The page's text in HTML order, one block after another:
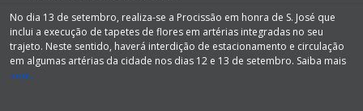
No dia 13 de setembro, realiza-se a Procissão em honra de S. José que
inclui a execução de tapetes de flores em artérias integradas no seu
trajeto. Neste sentido, haverá interdição de estacionamento e circulação
em algumas artérias da cidade nos dias 12 e 13 de setembro. Saiba mais
aqui.